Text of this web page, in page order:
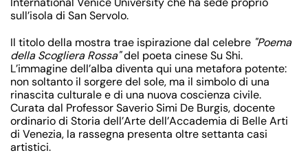
sull’isola di San Servolo.
Il titolo della mostra trae ispirazione dal celebre "Poema
della Scogliera Rossa"del poeta cinese Su Shi.
L’immagine dell’alba diventa qui una metafora potente:
non soltanto il sorgere del sole, ma il simbolo di una
rinascita culturale e di una nuova coscienza civile.
Curata dal Professor Saverio Simi De Burgis, docente
ordinario di Storia dell’Arte dell’Accademia di Belle Arti
di Venezia, la rassegna presenta oltre settanta casi
artistici.